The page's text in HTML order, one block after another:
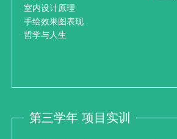
室内设计原理
手绘效果图表现
哲学与人生
第三学年 项目实训